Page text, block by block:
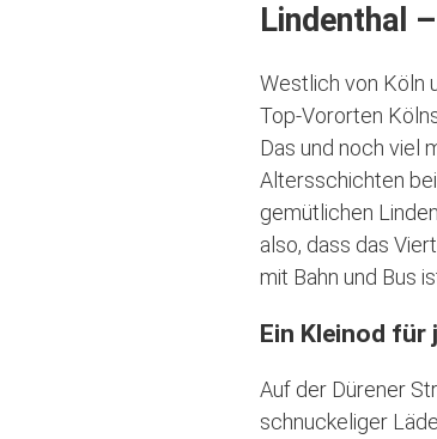
Lindenthal
Westlich von Köln
Top-Vororten
Das und noch viel
Altersschichten
gemütlichen
also, dass das
mit Bahn und Bus
Ein Kleinod für
Auf der Dürener
schnuckeliger